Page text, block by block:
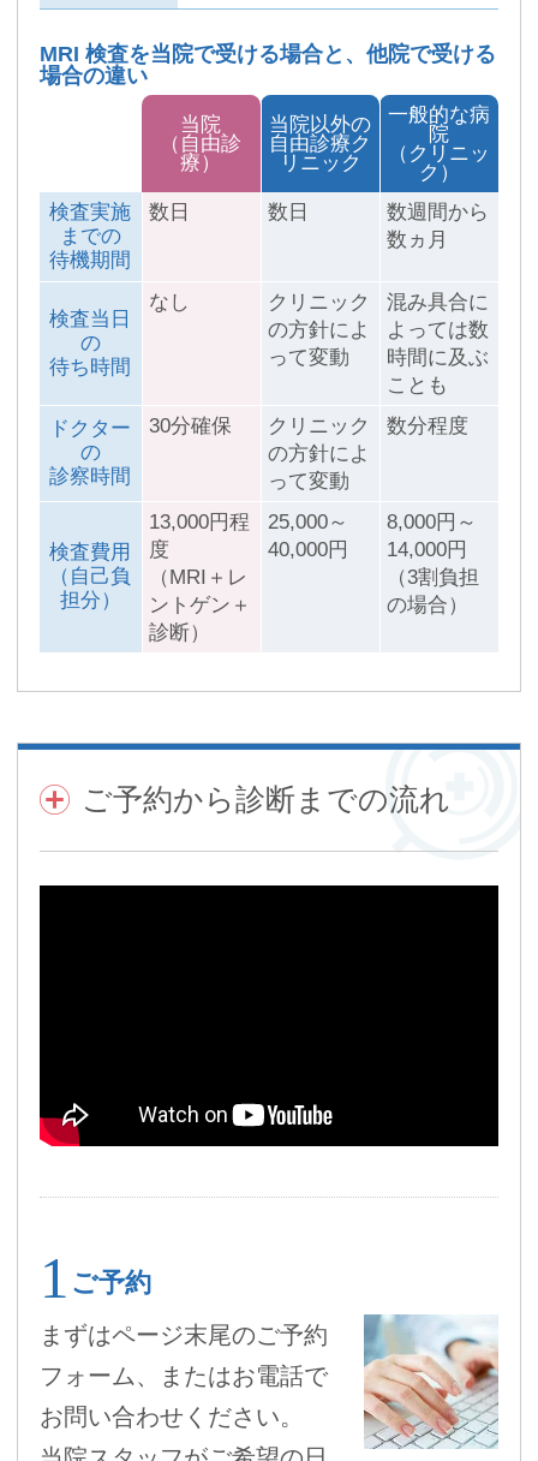
MRI 検査を当院で受ける場合と、他院で受ける
場合の違い
当院
（自由診
療）
当院以外の
自由診療ク
リニック
一般的な病
院
（クリニッ
ク）
検査実施
までの
待機期間
数日 数日
数週間から
数ヵ月
検査当日
の
待ち時間
なし
クリニック
の方針によ
って変動
混み具合に
よっては数
時間に及ぶ
ことも
ドクター
の
診察時間
30分確保
クリニック
の方針によ
って変動
数分程度
検査費用
（自己負
担分）
13,000円程
度
（MRI＋レ
ントゲン＋
診断）
25,000～
40,000円
8,000円～
14,000円
（3割負担
の場合）
ご予約から診断までの流れ
ご予約
まずはページ末尾のご予約
フォーム、またはお電話で
お問い合わせください。